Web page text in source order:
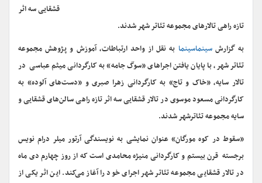
قشقایی سه اثر
تازه راهی تالارهای مجموعه تئاتر شهر شدند.
به گزارشسینماسینما به نقل از واحد ارتباطات، آموزش و پژوهش مجموعه
تئاتر شهر، با پایان یافتن اجراهای «سوگ جامه» به کارگردانی میثم عباسی در
تالار سایه، «خاک و تاج» به کارگردانی زهرا صبری و «دست‌های آلوده» به
کارگردانی مسعود موسوی در تالار قشقایی سه اثر تازه راهی سالن‌های قشقایی و
سایه مجموعه تئاترشهر شدند.
«سقوط در کوه مورگان» عنوان نمایشی به نویسندگی آرتور میلر درام نویس
برجسته قرن بیستم و کارگردانی منیژه محامدی است که از روز چهارم دی ماه
در تالار قشقایی مجموعه تئاتر شهر اجرای خود را آغاز می‌کند. این اثر یکی از